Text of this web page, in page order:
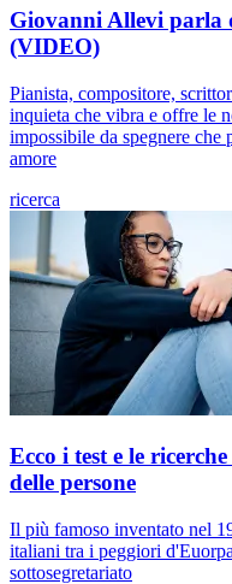
Giovanni Allevi parla
(VIDEO)
Pianista, compositore,
inquieta che vibra e offre le
impossibile da spegnere che
amore
ricerca
Ecco i test e le
delle persone
Il più famoso inventato nel
italiani tra i peggiori
sottosegretariato